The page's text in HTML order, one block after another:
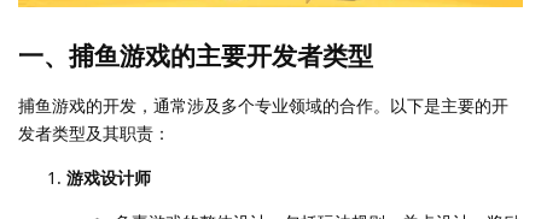
一、捕鱼游戏的主要开发者类型
捕鱼游戏的开发，通常涉及多个专业领域的合作。以下是主要的开
发者类型及其职责：
游戏设计师